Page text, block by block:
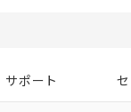
サポート